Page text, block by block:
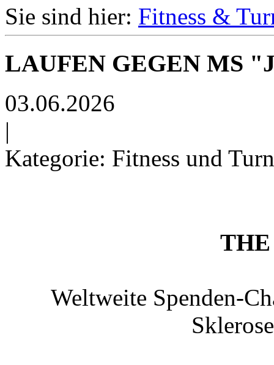
Sie sind hier: Fitness &
LAUFEN GEGEN MS
03.06.2026
|
Kategorie: Fitness und
Weltweite Spenden-